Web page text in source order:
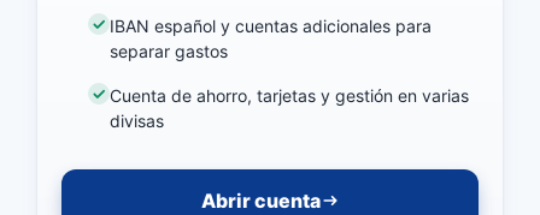
IBAN español y cuentas adicionales para
separar gastos
Cuenta de ahorro, tarjetas y gestión en varias
divisas
Abrir cuenta